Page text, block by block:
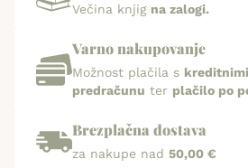
Večina knjig na zalogi.
Varno nakupovanje
Možnost plačila s
predračunu ter plačilo po
Brezplačna dostava
za nakupe nad 50,00 €